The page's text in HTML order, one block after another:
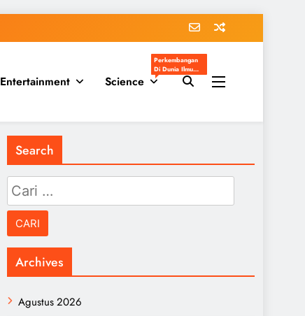
Entertainment Science
Perkembangan
Di Dunia Ilmu
Pengetahuan
Populer
Search
Cari
untuk:
Archives
Agustus 2026